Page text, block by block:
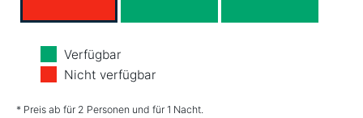
Montag
10.08.
ab90,00 € * ab90,00 €*
Verfügbar
Nicht verfügbar
* Preis ab für 2 Personen und für 1 Nacht.